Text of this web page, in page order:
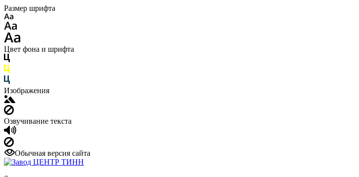
Размер шрифта
Цвет фона и шрифта
Изображения
Озвучивание текста
Обычная версия сайта